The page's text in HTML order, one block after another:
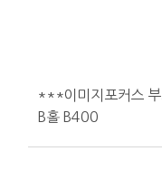
***이미지포커스
​B홀 B400